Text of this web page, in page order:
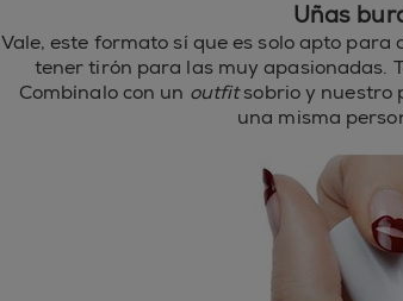
Uñas
Vale, este formato sí que es solo apto
tener tirón para las muy apasionadas.
Combínalo con un outfitsobrio y nuestro
una misma